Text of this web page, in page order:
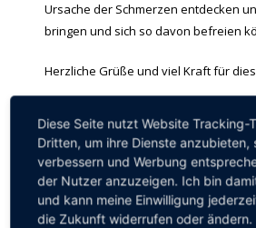
Ursache der Schmerzen entdecken
bringen und sich so davon befreien
Herzliche Grüße und viel Kraft für
_________________________
Amazonpartnerlink zuLouise Hay:
Körper: Seelisch-geistige Gründe für
Krankheit
Diese Seite nutzt Website Tracking-
Dritten, um ihre Dienste anzubieten,
verbessern und Werbung
der Nutzer anzuzeigen. Ich bin
und kann meine Einwilligung
die Zukunft widerrufen oder ändern.